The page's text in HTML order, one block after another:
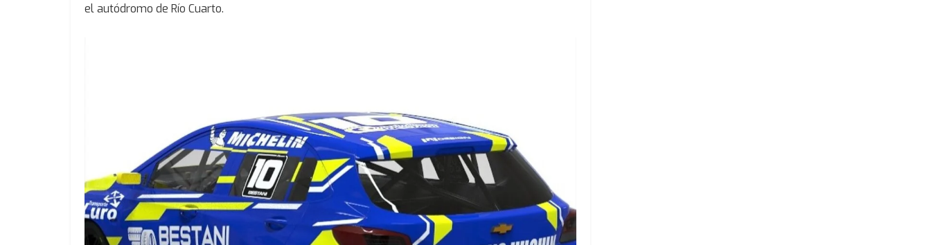
el autódromo de Río Cuarto.